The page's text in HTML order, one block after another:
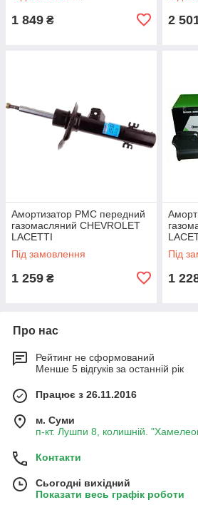
1 849 ₴ 2
Амортизатор PMС передний
газомасляний CHEVROLET
LACETTI
Під замовлення
1 259 ₴
Під
1
Про нас
Рейтинг не сформований
Менше 5 відгуків за останній рік
Працює з 26.11.2016
м. Суми
п-кт. Лушпи 8, колишній.
Контакти
Сьогодні вихідний
Показати весь графік роботи